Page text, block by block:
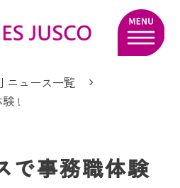
ニュース一覧
!
で事務職体験